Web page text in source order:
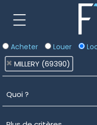
Acheter Louer
MILLERY (69390)